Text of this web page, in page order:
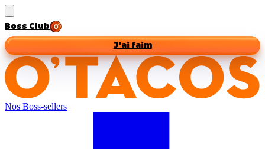
Boss Club
J’ai faim
Nos Boss-sellers